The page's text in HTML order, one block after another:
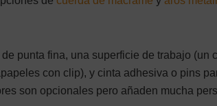
punta fina, una superficie de trabajo (un
con clip), y cinta adhesiva o pins
son opcionales pero añaden mucha